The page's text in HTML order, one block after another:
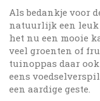
Als bedankje voor
natuurlijk een
het nu een mooie
veel groenten of
tuinoppas daar
eens
een aardige geste.